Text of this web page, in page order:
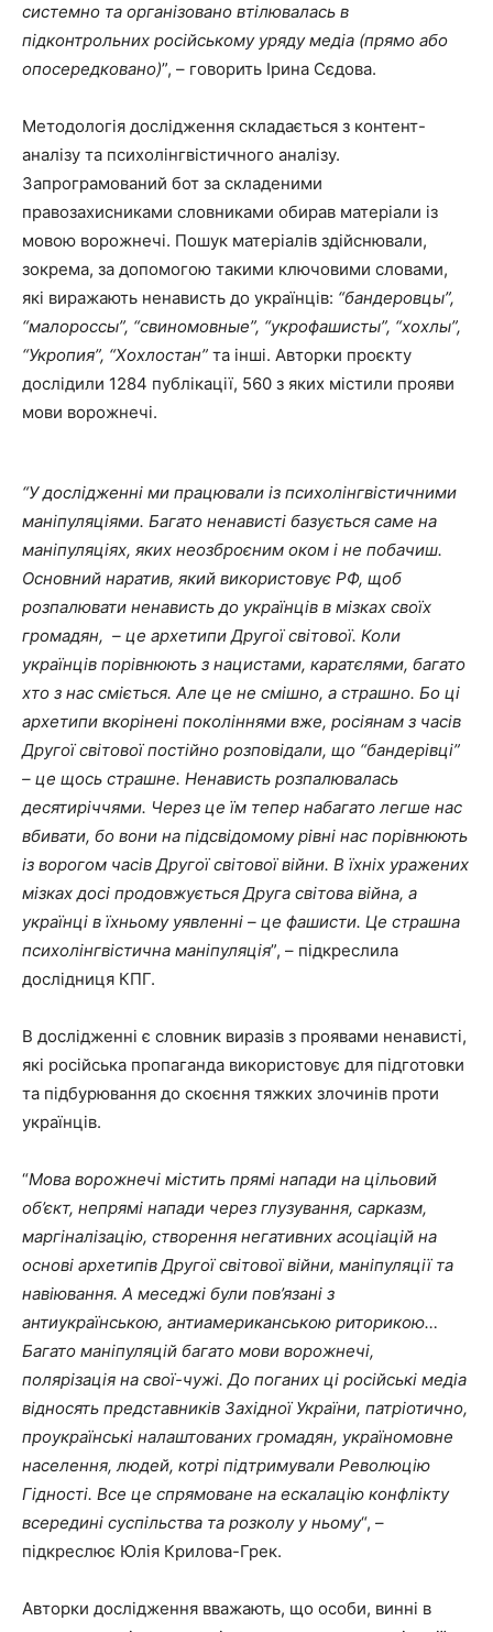
системно та організовано втілювалась в
підконтрольних російському уряду медіа (прямо або
опосередковано)”, – говорить Ірина Сєдова.
Методологія дослідження складається з контент-
аналізу та психолінгвістичного аналізу.
Запрограмований бот за складеними
правозахисниками словниками обирав матеріали із
мовою ворожнечі. Пошук матеріалів здійснювали,
зокрема, за допомогою такими ключовими словами,
які виражають ненависть до українців: “бандеровцы”,
“малороссы”, “свиномовные”, “укрофашисты”, “хохлы”,
“Укропия”, “Хохлостан” та інші. Авторки проєкту
дослідили 1284 публікації, 560 з яких містили прояви
мови ворожнечі.
“У дослідженні ми працювали із психолінгвістичними
маніпуляціями. Багато ненависті базується саме на
маніпуляціях, яких неозброєним оком і не побачиш.
Основний наратив, який використовує РФ, щоб
розпалювати ненависть до українців в мізках своїх
громадян, – це архетипи Другої світової. Коли
українців порівнюють з нацистами, каратєлями, багато
хто з нас сміється. Але це не смішно, а страшно. Бо ці
архетипи вкорінені поколіннями вже, росіянам з часів
Другої світової постійно розповідали, що “бандерівці”
– це щось страшне. Ненависть розпалювалась
десятиріччями. Через це їм тепер набагато легше нас
вбивати, бо вони на підсвідомому рівні нас порівнюють
із ворогом часів Другої світової війни. В їхніх уражених
мізках досі продовжується Друга світова війна, а
українці в їхньому уявленні – це фашисти. Це страшна
психолінгвістична маніпуляція”, – підкреслила
дослідниця КПГ.
В дослідженні є словник виразів з проявами ненависті,
які російська пропаганда використовує для підготовки
та підбурювання до скоєння тяжких злочинів проти
українців.
“Мова ворожнечі містить прямі напади на цільовий
об’єкт, непрямі напади через глузування, сарказм,
маргіналізацію, створення негативних асоціацій на
основі архетипів Другої світової війни, маніпуляції та
навіювання. А меседжі були пов’язані з
антиукраїнською, антиамериканською риторикою…
Багато маніпуляцій багато мови ворожнечі,
полярізація на свої-чужі. До поганих ці російські медіа
відносять представників Західної України, патріотично,
проукраїнські налаштованих громадян, україномовне
населення, людей, котрі підтримували Революцію
Гідності. Все це спрямоване на ескалацію конфлікту
всередині суспільства та розколу у ньому“, –
підкреслює Юлія Крилова-Грек.
Авторки дослідження вважають, що особи, винні в